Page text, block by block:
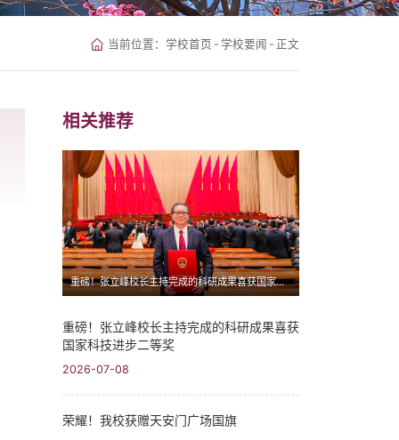
当前位置： 学校首页 - 学校要闻 - 正文
相关推荐
重磅！张立峰校长主持完成的科研成果喜获国家科技进步二等奖
重磅！张立峰校长主持完成的科研成果喜获
国家科技进步二等奖
2026-07-08
荣耀！我校获赠天安门广场国旗